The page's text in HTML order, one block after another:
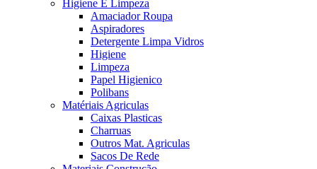
Higiene E Limpeza
Amaciador Roupa
Aspiradores
Detergente Limpa Vidros
Higiene
Limpeza
Papel Higienico
Polibans
Matériais Agriculas
Caixas Plasticas
Charruas
Outros Mat. Agriculas
Sacos De Rede